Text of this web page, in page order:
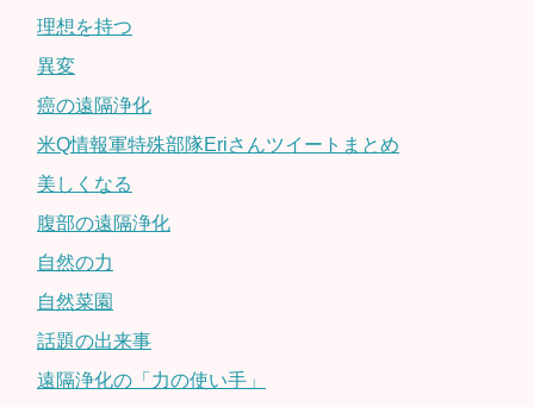
理想を持つ
異変
癌の遠隔浄化
米Q情報軍特殊部隊Eriさんツイートまとめ
美しくなる
腹部の遠隔浄化
自然の力
自然菜園
話題の出来事
遠隔浄化の「力の使い手」